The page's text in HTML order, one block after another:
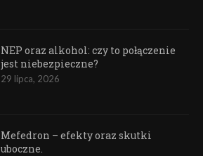
NEP oraz alkohol: czy to połączenie
jest niebezpieczne?
29 lipca, 2026
Mefedron – efekty oraz skutki
uboczne.